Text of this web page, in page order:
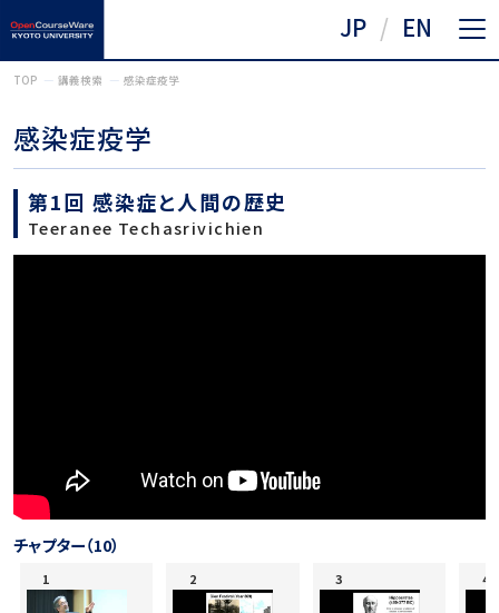
JP EN
TOP 講義検索 感染症疫学
感染症疫学
第1回 感染症と人間の歴史
Teeranee Techasrivichien
チャプター（10）